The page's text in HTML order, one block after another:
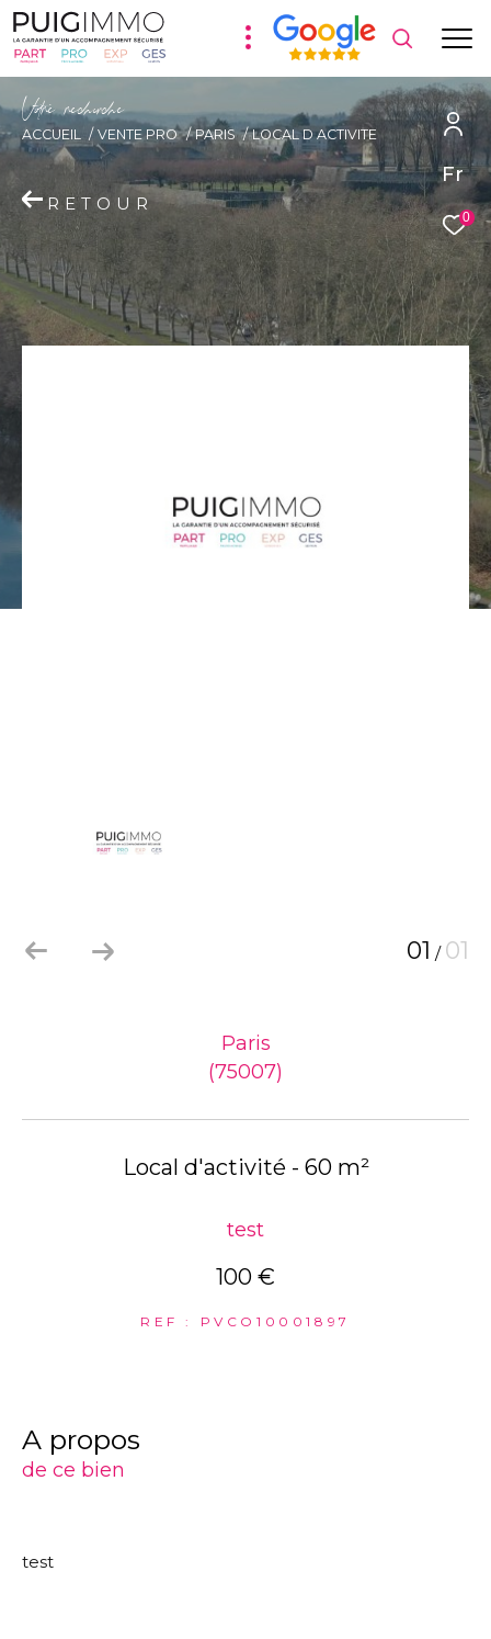
Fr
0
Vore recece
ACCUEIL VENTE PRO PARIS LOCAL D ACTIVITE
RETOUR
01 / 01
Paris
(75007)
Local d'activité - 60 m²
test
100 €
REF : PVCO10001897
a propos
de ce bien
test